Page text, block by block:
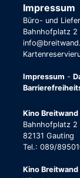
Impressum
Büro- und
Bahnhofplatz
Impressum -
Kino Breitwand
Bahnhofplatz 2
82131 Gauting
Tel.: 089/
Kino